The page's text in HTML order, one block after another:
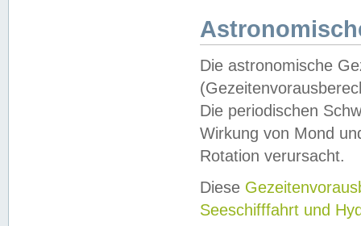
Die astronomische
Die periodischen
Wirkung von Mond
Rotation verursacht.
Diese
Seeschifffahrt und